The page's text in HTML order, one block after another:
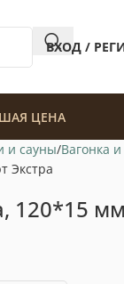
ВХОД /
ЦЕНА
и сауны Вагонка
Экстра
120*15